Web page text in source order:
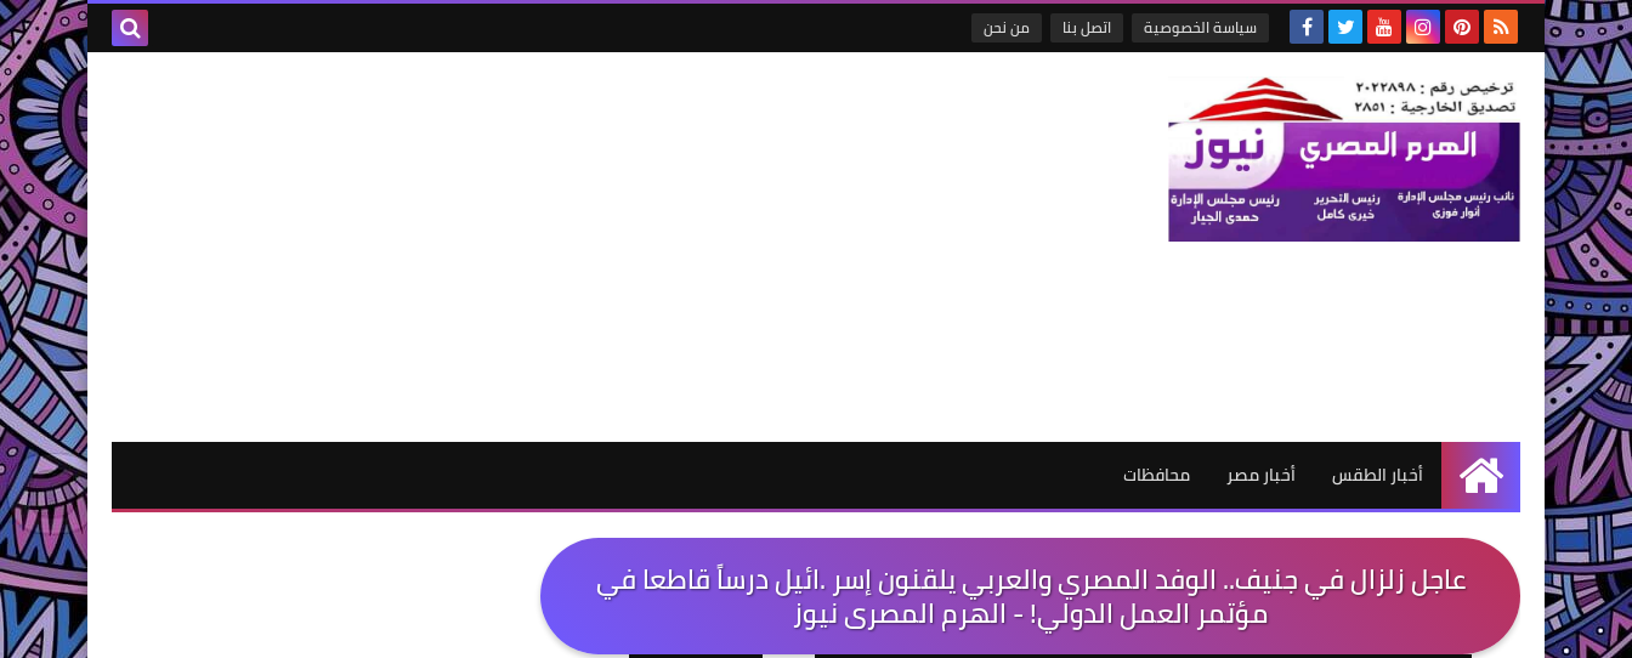
سياسة الخصوصية اتصل بنا من نحن
الرئيسية
أخبار الطقس أخبار مصر محافظات
عاجل زلزال في جنيف.. الوفد المصري والعربي يلقنون إسر .ائيل درساً قاطعا في
مؤتمر العمل الدولي! - الهرم المصرى نيوز